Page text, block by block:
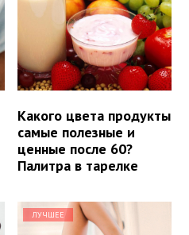
Какого цвета продукты
самые полезные и
ценные после 60?
Палитра в тарелке
ЛУЧШЕЕ